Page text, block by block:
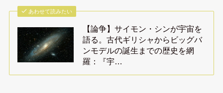
あわせて読みたい
【論争】サイモン・シンが宇宙を
語る。古代ギリシャからビッグバ
ンモデルの誕生までの歴史を網
羅：『宇…